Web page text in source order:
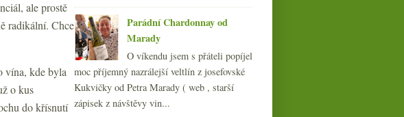
ale prostě
radikální. Chce
vína, kde byla
o kus
do křísnutí
hledání na blogu
►února(21)
►ledna (23)
►2011(252)
►2010(249)
►2009 (249)
►2008 (270)
Parádní Chardonnay od
Marady
O víkendu jsem s přáteli popíjel
moc příjemný nazrálejší veltlín z josefovské
Kukvičky od Petra Marady ( web , starší
zápisek z návštěvy vin...